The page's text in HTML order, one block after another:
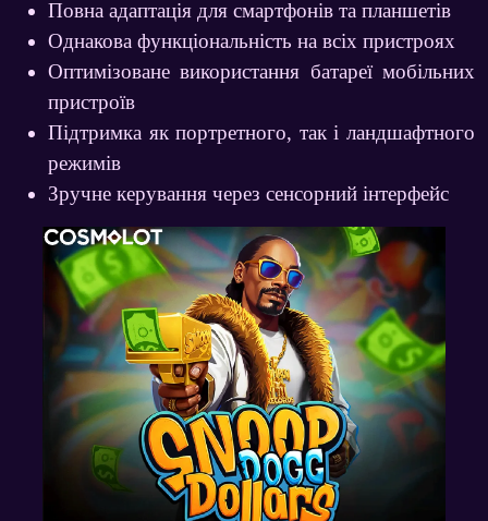
Повна адаптація для смартфонів та планшетів
Однакова функціональність на всіх пристроях
Оптимізоване використання батареї мобільних
пристроїв
Підтримка як портретного, так і ландшафтного
режимів
Зручне керування через сенсорний інтерфейс